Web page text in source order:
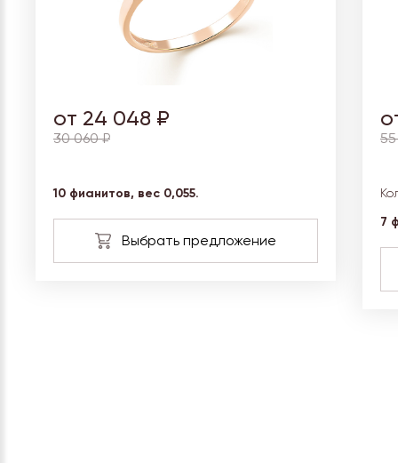
от 24 048 ₽
30 060 ₽
10 фианитов, вес 0,055.
7